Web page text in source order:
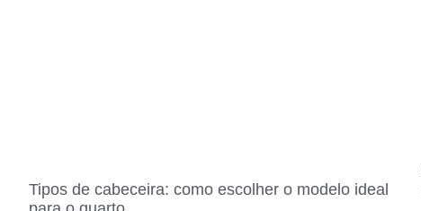
Tipos de cabeceira: como escolher o modelo ideal